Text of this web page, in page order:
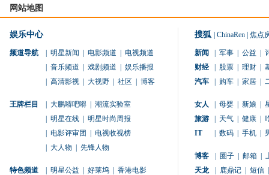
网站地图
娱乐中心
频道导航 明星新闻 电影频道
电视频道
音乐频道 戏剧频道
娱乐播报
高清影视 大视野 社区 博客
王牌栏目 大鹏嘚吧嘚
潮流实验室
明星在线
明星时尚周报
电影评审团
电视收视榜
大人物 先锋人物
特色频道 明星公益 好莱坞
香港电影
搜狐 ChinaRen 焦点
新闻 军事 公益
财经
股票 理财
汽车
购车 家居
女人 母婴 新娘
旅游
天气 健康
IT
数码 手机
博客 圈子 邮箱
天龙
鹿鼎记 短信